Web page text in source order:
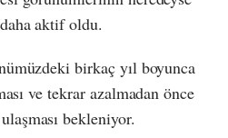
aktif oldu.
birkaç yıl boyunca
ve tekrar azalmadan önce
bekleniyor.